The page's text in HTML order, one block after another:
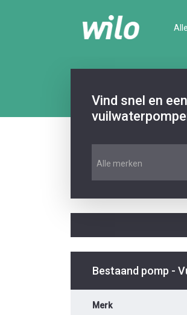
Vind snel en
Alle merken
Bestaand pomp -
Merk